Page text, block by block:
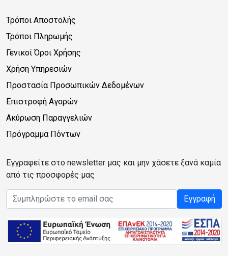
Τρόποι Αποστολής
Τρόποι Πληρωμής
Γενικοί Όροι Χρήσης
Χρήση Υπηρεσιών
Προστασία Προσωπικών Δεδομένων
Επιστροφή Αγορών
Ακύρωση Παραγγελιών
Πρόγραμμα Πόντων
Εγγραφείτε στο newsletter μας και μην χάσετε ξανά καμία
από τις προσφορές μας
Email address Εγγραφή